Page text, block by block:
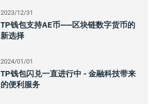
2023/12/31
TP钱包支持AE币——区块链数字货币的
新选择
2024/01/01
TP钱包闪兑一直进行中 - 金融科技带来
的便利服务